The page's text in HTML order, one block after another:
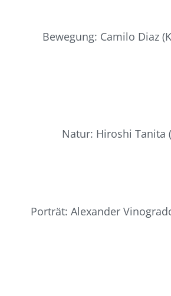
Bewegung: Camilo Diaz
Natur: Hiroshi Tanita
Porträt: Alexander